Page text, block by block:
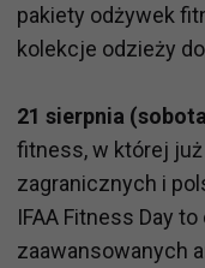
pakiety odżywek
kolekcje odzieży
21 sierpnia
fitness, w której
zagranicznych i
IFAA Fitness Day
zaawansowanych